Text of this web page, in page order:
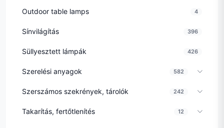
Outdoor table lamps 4
Sínvilágítás 396
Süllyesztett lámpák 426
Szerelési anyagok 582
Szerszámos szekrények, tárolók 242
Takarítás, fertőtlenítés 12